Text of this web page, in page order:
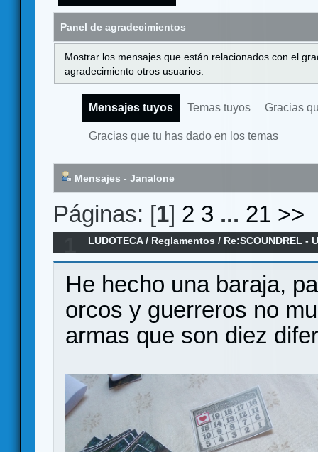
Panel de agradecimientos
Mostrar los mensajes que están relacionados con el
agradecimiento otros usuarios.
Mensajes tuyos Temas tuyos Gracias
Gracias que tu has dado en los temas
Mensajes - Janalone
Páginas: [1] 2 3 ... 21 >>
LUDOTECA/ Reglamentos / Re:SCOUNDREL -
rogue-like - Reglamento en español
He hecho una baraja,
orcos y guerreros no
armas que son diez